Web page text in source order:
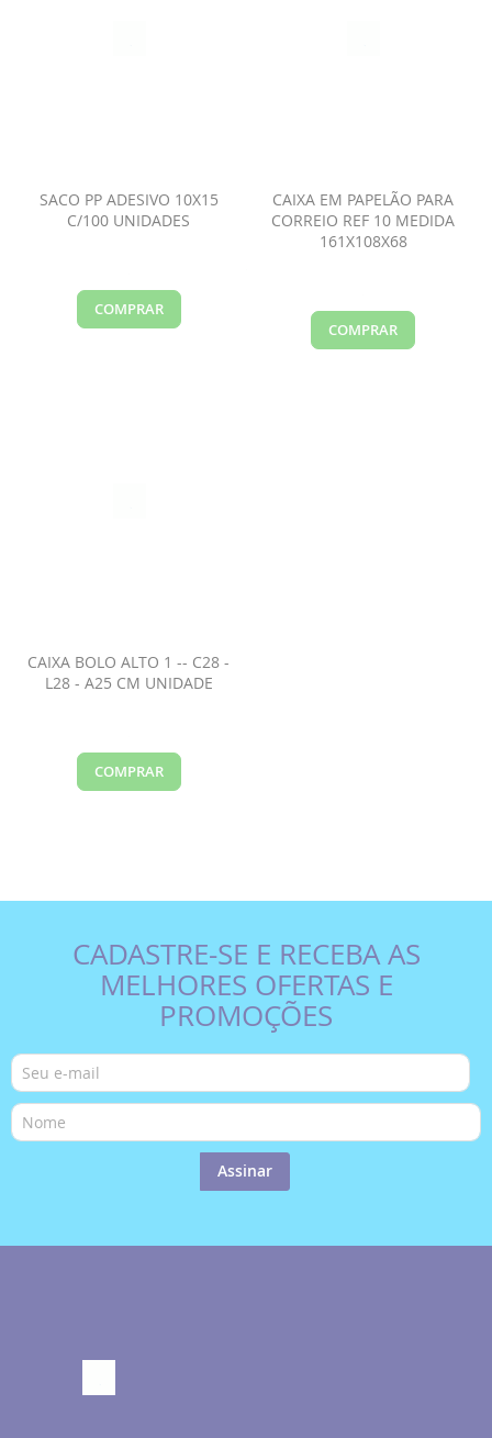
SACO PP ADESIVO 10X15
C/100 UNIDADES
COMPRAR
CAIXA EM PAPELÃO PARA
CORREIO REF 10 MEDIDA
161X108X68
COMPRAR
CAIXA BOLO ALTO 1 -- C28 -
L28 - A25 CM UNIDADE
COMPRAR
CADASTRE-SE E RECEBA AS
MELHORES OFERTAS E
PROMOÇÕES
Assinar